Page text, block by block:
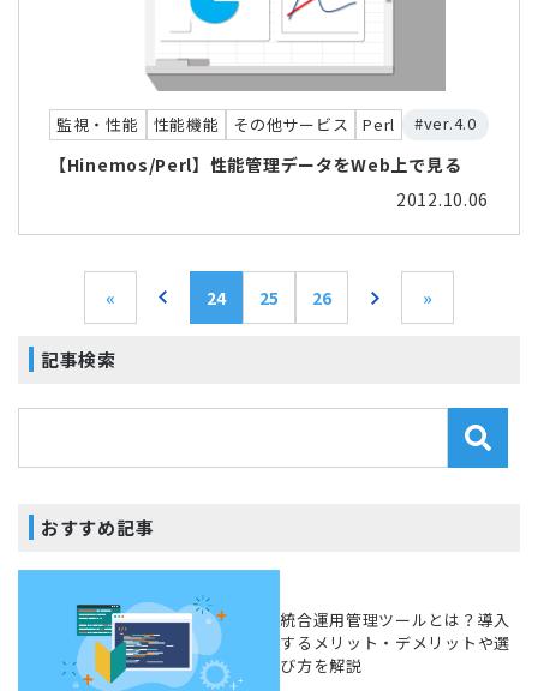
監視・性能 性能機能 その他サービス Perl #ver.4.0
【Hinemos/Perl】性能管理データをWeb上で見る
2012.10.06
« 24 25 26 »
記事検索
おすすめ記事
統合運用管理ツールとは？導入
するメリット・デメリットや選
び方を解説